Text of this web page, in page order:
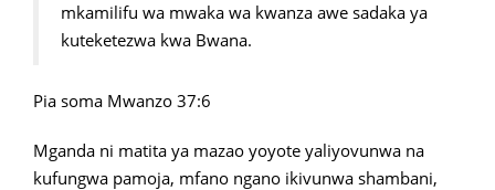
mkamilifu wa mwaka wa kwanza awe sadaka ya
kuteketezwa kwa Bwana.
Pia soma Mwanzo 37:6
Mganda ni matita ya mazao yoyote yaliyovunwa na
kufungwa pamoja, mfano ngano ikivunwa shambani,